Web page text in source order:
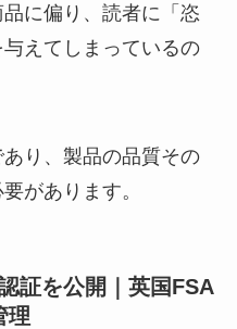
に偏り、読者に「恣
えてしまっているの
り、製品の品質その
があります。
証を公開｜英国FSA
理